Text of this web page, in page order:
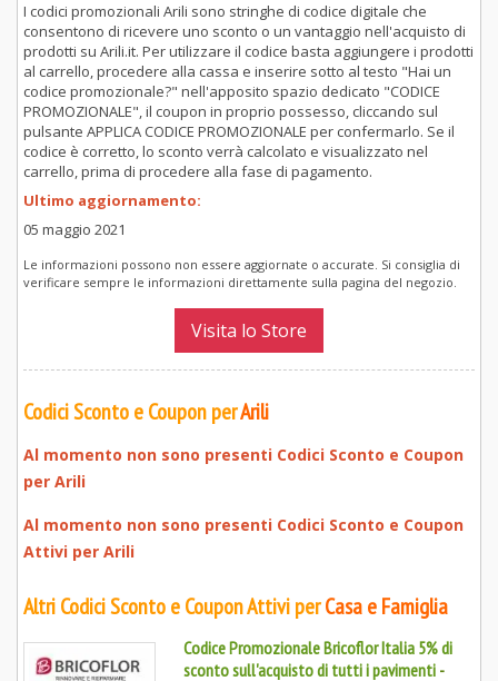
I codici promozionali Arili sono stringhe di codice digitale che
consentono di ricevere uno sconto o un vantaggio nell'acquisto di
prodotti su Arili.it. Per utilizzare il codice basta aggiungere i prodotti
al carrello, procedere alla cassa e inserire sotto al testo "Hai un
codice promozionale?" nell'apposito spazio dedicato "CODICE
PROMOZIONALE", il coupon in proprio possesso, cliccando sul
pulsante APPLICA CODICE PROMOZIONALE per confermarlo. Se il
codice è corretto, lo sconto verrà calcolato e visualizzato nel
carrello, prima di procedere alla fase di pagamento.
Ultimo aggiornamento:
05 maggio 2021
Le informazioni possono non essere aggiornate o accurate. Si consiglia di
verificare sempre le informazioni direttamente sulla pagina del negozio.
Visita lo Store
Codici Sconto e Coupon perArili
Al momento non sono presenti Codici Sconto e Coupon
per Arili
Al momento non sono presenti Codici Sconto e Coupon
Attivi per Arili
Altri Codici Sconto e Coupon Attivi perCasa e Famiglia
Codice Promozionale Bricoflor Italia 5% di
sconto sull'acquisto di tutti i pavimenti -